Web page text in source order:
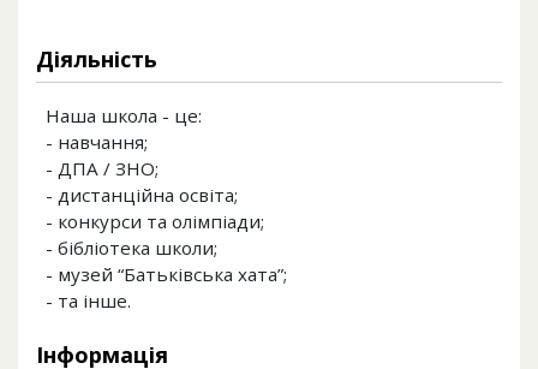
Діяльність
Наша школа - це:
- навчання;
- ДПА / ЗНО;
- дистанційна освіта;
- конкурси та олімпіади;
- бібліотека школи;
- музей “Батьківська хата”;
- та інше.
Інформація